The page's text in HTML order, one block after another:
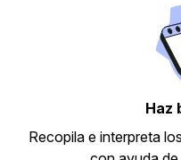
Haz
Recopila e interpreta